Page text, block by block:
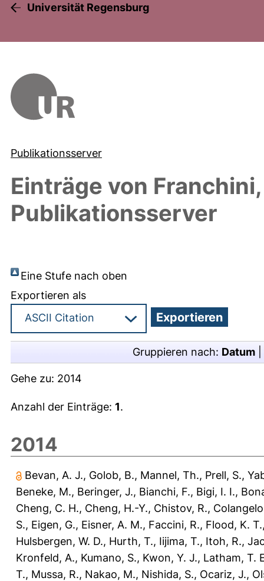
Universität Regensburg
Publikationsserver
Einträge von Franchini,
Publikationsserver
Eine Stufe nach oben
Exportieren als
Gruppieren nach: Datum
Gehe zu: 2014
Anzahl der Einträge: 1.
2014
Bevan, A. J., Golob, B., Mannel, Th., Prell, S.,
Beneke, M., Beringer, J., Bianchi, F., Bigi, I. I.,
Cheng, C. H., Cheng, H.-Y., Chistov, R.,
S., Eigen, G., Eisner, A. M., Faccini, R., Flood, K. T.
Hulsbergen, W. D., Hurth, T., Iijima, T., Itoh, R.,
Kronfeld, A., Kumano, S., Kwon, Y. J., Latham, T.
T., Mussa, R., Nakao, M., Nishida, S., Ocariz, J.,